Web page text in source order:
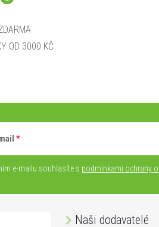
OD 3000 KČ
e-mailu souhlasíte s podmínkami ochrany
Naši dodavatelé